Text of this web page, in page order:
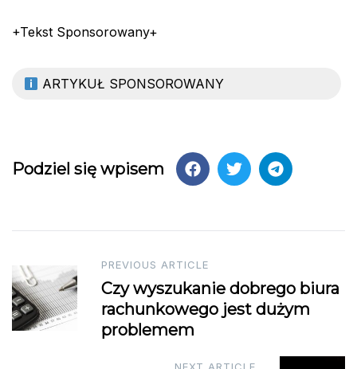
+Tekst Sponsorowany+
ARTYKUŁ SPONSOROWANY
Podziel się wpisem
Post
navigation
PREVIOUS ARTICLE
Czy wyszukanie dobrego biura
rachunkowego jest dużym
problemem